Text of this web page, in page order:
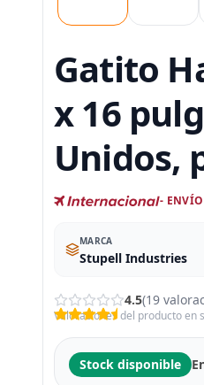
Gatito
x 16
Unidos,
- ENVÍO
MARCA
Stupell Industries
4.5(19
Valoraciones del producto en
Stock disponible